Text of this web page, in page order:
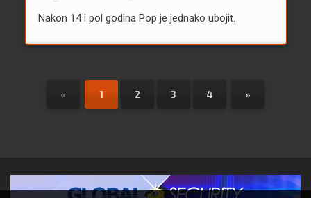
Nakon 14 i pol godina Pop je jednako ubojit.
« 1 2 3 4 »